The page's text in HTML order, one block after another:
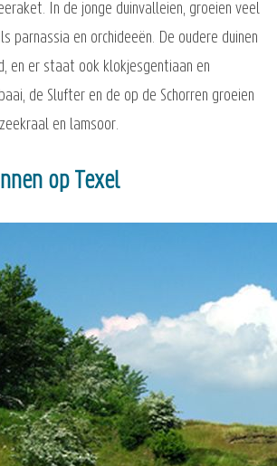
In de jonge duinvalleien, groeien veel
parnassia en orchideeën. De oudere duinen
en er staat ook klokjesgentiaan en
de Slufter en de op de Schorren groeien
en lamsoor.
op Texel